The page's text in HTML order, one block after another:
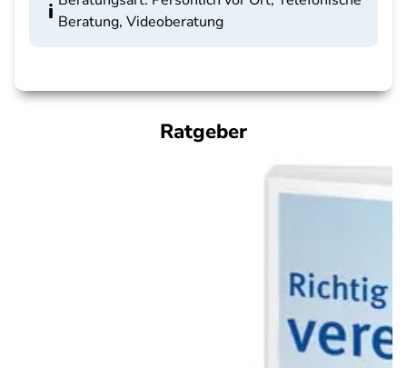
Beratung, Videoberatung
Ratgeber